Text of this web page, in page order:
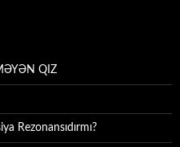
QIZ
Rezonansıdırmı?